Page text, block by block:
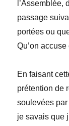
l’Assemblée,
passage
portées ou
Qu’on
En faisant
prétention de
soulevées
je savais que